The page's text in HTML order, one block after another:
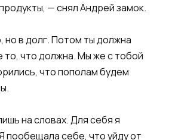
— снял Андрей замок.
но в долг. Потом ты должна
то, что должна. Мы же с тобой
что пополам будем
на словах. Для себя я
пообещала себе, что уйду от